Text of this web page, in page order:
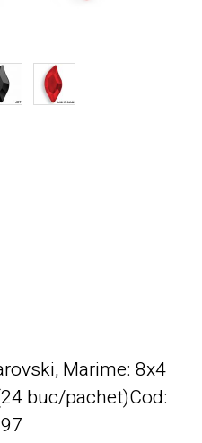
Marime: 8x4
buc/pachet)Cod: